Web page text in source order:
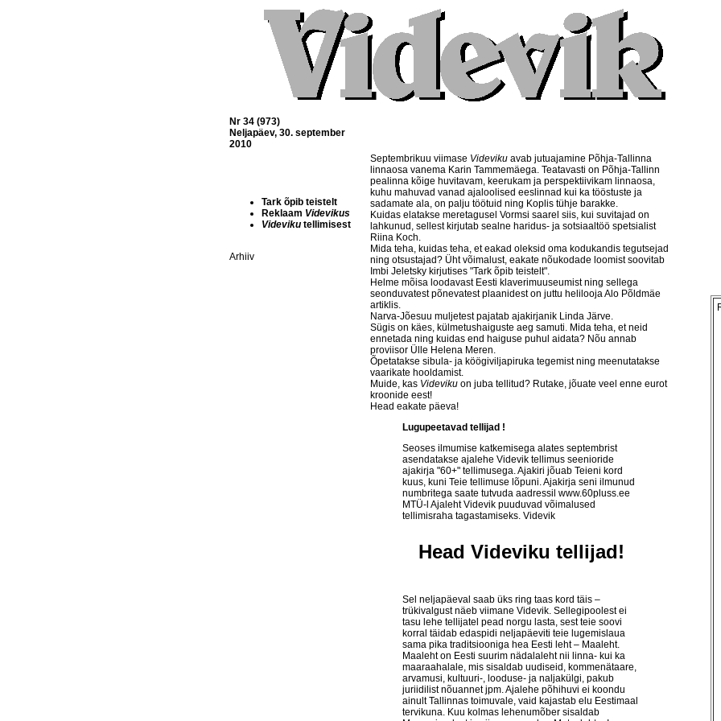
Nr 34 (973)
Neljapäev, 30. september
2010
Tark õpib teistelt
Reklaam Videvikus
Videviku tellimisest
Arhiiv
Septembrikuu viimase Videviku avab jutuajamine Põhja-Tallinna
linnaosa vanema Karin Tammemäega. Teatavasti on Põhja-Tallinn
pealinna kõige huvitavam, keerukam ja perspektiivikam linnaosa,
kuhu mahuvad vanad ajaloolised eeslinnad kui ka tööstuste ja
sadamate ala, on palju töötuid ning Koplis tühje barakke.
Kuidas elatakse meretagusel Vormsi saarel siis, kui suvitajad on
lahkunud, sellest kirjutab sealne haridus- ja sotsiaaltöö spetsialist
Riina Koch.
Mida teha, kuidas teha, et eakad oleksid oma kodukandis tegutsejad
ning otsustajad? Üht võimalust, eakate nõukodade loomist soovitab
Imbi Jeletsky kirjutises "Tark õpib teistelt".
Helme mõisa loodavast Eesti klaverimuuseumist ning sellega
seonduvatest põnevatest plaanidest on juttu helilooja Alo Põldmäe
artiklis.
Narva-Jõesuu muljetest pajatab ajakirjanik Linda Järve.
Sügis on käes, külmetushaiguste aeg samuti. Mida teha, et neid
ennetada ning kuidas end haiguse puhul aidata? Nõu annab
proviisor Ülle Helena Meren.
Õpetatakse sibula- ja köögiviljapiruka tegemist ning meenutatakse
vaarikate hooldamist.
Muide, kas Videviku on juba tellitud? Rutake, jõuate veel enne eurot
kroonide eest!
Head eakate päeva!
Lugupeetavad tellijad !
Seoses ilmumise katkemisega alates septembrist
asendatakse ajalehe Videvik tellimus seenioride
ajakirja "60+" tellimusega. Ajakiri jõuab Teieni kord
kuus, kuni Teie tellimuse lõpuni. Ajakirja seni ilmunud
numbritega saate tutvuda aadressil www.60pluss.ee
MTÜ-l Ajaleht Videvik puuduvad võimalused
tellimisraha tagastamiseks. Videvik
Head Videviku tellijad!
Sel neljapäeval saab üks ring taas kord täis –
trükivalgust näeb viimane Videvik. Sellegipoolest ei
tasu lehe tellijatel pead norgu lasta, sest teie soovi
korral täidab edaspidi neljapäeviti teie lugemislaua
sama pika traditsiooniga hea Eesti leht – Maaleht.
Maaleht on Eesti suurim nädalaleht nii linna- kui ka
maaraahalale, mis sisaldab uudiseid, kommenätaare,
arvamusi, kultuuri-, looduse- ja naljakülgi, pakub
juriidilist nõuannet jpm. Ajalehe põhihuvi ei koondu
ainult Tallinnas toimuvale, vaid kajastab elu Eestimaal
tervikuna. Kuu kolmas lehenumõber sisaldab